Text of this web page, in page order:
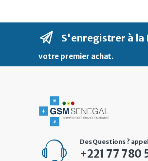
S'enregistrer à
votre premier achat.
Des Questions ?
+221 77 780